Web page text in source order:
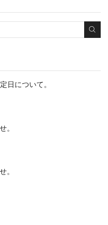
日について。
。
。